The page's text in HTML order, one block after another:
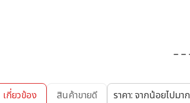
เกี่ยวข้อง สินค้าขายดี ราคา: จากน้อยไปมาก